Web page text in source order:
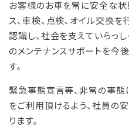
お客様のお車を常に安全な状
ス、車検、点検、オイル交換
認識し、社会を支えていらっ
のメンテナンスサポートを今
す。
緊急事態宣言等、非常の事
をご利用頂けるよう、社員の
ります。